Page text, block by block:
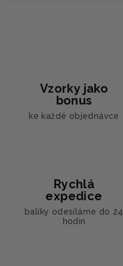
Vzorky jako
bonus
ke každé objednávce
Rychlá
expedice
balíky odesíláme do 24
hodin